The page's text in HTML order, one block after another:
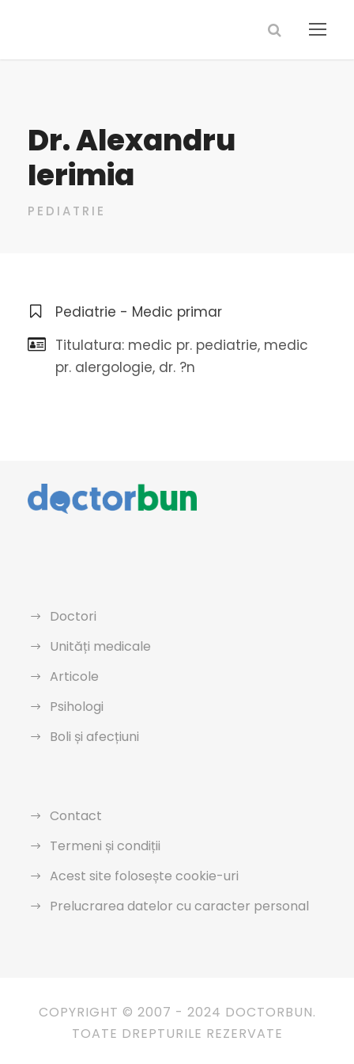
Dr. Alexandru
Ierimia
PEDIATRIE
Pediatrie - Medic primar
Titulatura: medic pr. pediatrie, medic
pr. alergologie, dr. ?n
Doctori
Unități medicale
Articole
Psihologi
Boli și afecțiuni
Contact
Termeni și condiții
Acest site folosește cookie-uri
Prelucrarea datelor cu caracter personal
COPYRIGHT © 2007 - 2024 DOCTORBUN.
TOATE DREPTURILE REZERVATE